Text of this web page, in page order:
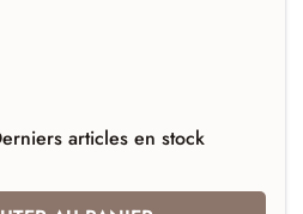
articles en stock